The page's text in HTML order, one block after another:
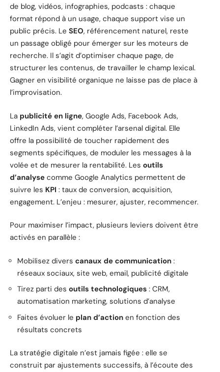
de blog, vidéos, infographies, podcasts : chaque
format répond à un usage, chaque support vise un
public précis. Le SEO, référencement naturel, reste
un passage obligé pour émerger sur les moteurs de
recherche. Il s’agit d’optimiser chaque page, de
structurer les contenus, de travailler le champ lexical.
Gagner en visibilité organique ne laisse pas de place à
l’improvisation.
La publicité en ligne, Google Ads, Facebook Ads,
LinkedIn Ads, vient compléter l’arsenal digital. Elle
offre la possibilité de toucher rapidement des
segments spécifiques, de moduler les messages à la
volée et de mesurer la rentabilité. Les outils
d’analyse comme Google Analytics permettent de
suivre les KPI : taux de conversion, acquisition,
engagement. L’enjeu : mesurer, ajuster, recommencer.
Pour maximiser l’impact, plusieurs leviers doivent être
activés en parallèle :
Mobilisez divers canaux de communication :
réseaux sociaux, site web, email, publicité digitale
Tirez parti des outils technologiques : CRM,
automatisation marketing, solutions d’analyse
Faites évoluer le plan d’action en fonction des
résultats concrets
La stratégie digitale n’est jamais figée : elle se
construit par ajustements successifs, à l’écoute des